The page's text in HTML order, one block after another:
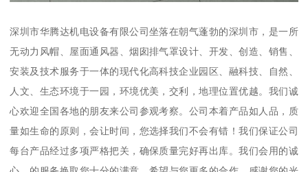
深圳市华腾达机电设备有限公司坐落在朝气蓬勃的深圳市，是一所
无动力风帽、屋面通风器、烟囱排气罩设计、开发、创造、销售、
安装及技术服务于一体的现代化高科技企业园区、融科技、自然、
人文、生态环境于一园，环境优美，交利，地理位置优越。我们诚
心欢迎全国各地的朋友来公司参观考察。公司本着产品如人品，质
量如生命的原则，会让时间，您选择我们不会有错！我们保证公司
每台产品经过多项严格把关，确保质量完好再出库。我们会用的诚